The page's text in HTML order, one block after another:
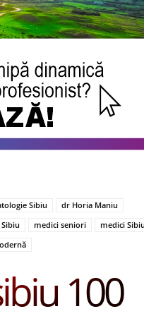
Sibiu
dr Horia Maniu
medici seniori
medici
100